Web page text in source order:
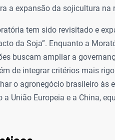
a expansão da sojicultura na
tem sido revisitado e
da Soja”. Enquanto a
buscam ampliar a
de integrar critérios mais
o agronegócio brasileiro às
União Europeia e a China,